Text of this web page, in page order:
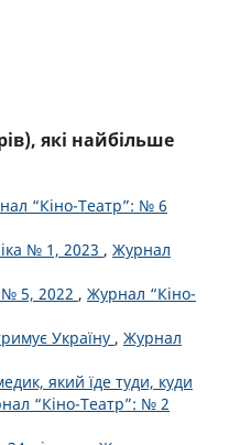
які найбільше
“Кіно-Театр”: № 6
№ 1, 2023 , Журнал
№ 5, 2022 , Журнал “Кіно-
Україну , Журнал
який їде туди, куди
“Кіно-Театр”: № 2